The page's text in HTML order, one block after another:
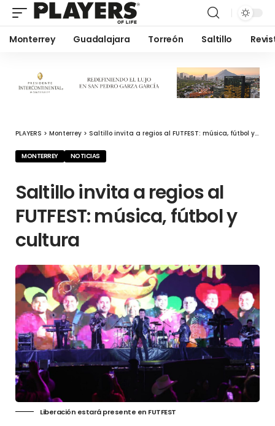
Monterrey Guadalajara Torreón Saltillo
PLAYERS > Monterrey > Saltillo invita a regios al FUTFEST: música, fútbol y cultura
MONTERREY NOTICIAS
Saltillo invita a regios al
FUTFEST: música, fútbol y
cultura
Liberación estará presente en FUTFEST